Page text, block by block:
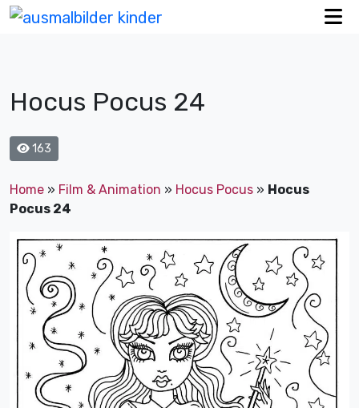
Hocus Pocus 24
163
Home » Film & Animation » Hocus Pocus » Hocus
Pocus 24